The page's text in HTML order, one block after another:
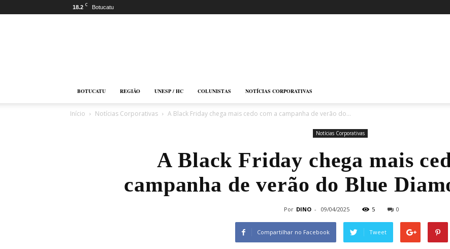
18.2 C Botucatu
BOTUCATU REGIÃO UNESP / HC COLUNISTAS NOTÍCIAS CORPORATIVAS
Início Notícias Corporativas A Black Friday chega mais cedo com a campanha de verão do...
Notícias Corporativas
A Black Friday chega mais
campanha de verão do Blue
Por DINO - 09/04/2025 5 0
Compartilhar no Facebook Tweet